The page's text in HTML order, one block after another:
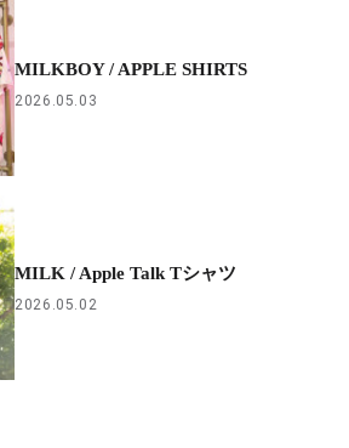
MILKBOY / APPLE SHIRTS
2026.05.03
MILK / Apple Talk Tシャツ
2026.05.02